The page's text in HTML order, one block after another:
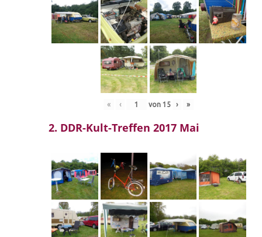
« ‹ von 15 › »
2. DDR-Kult-Treffen 2017 Mai